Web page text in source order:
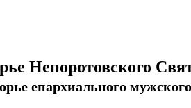
Непоротовского
епархиального